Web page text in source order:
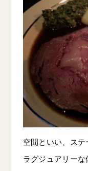
空間といい、ステ
ラグジュアリーな